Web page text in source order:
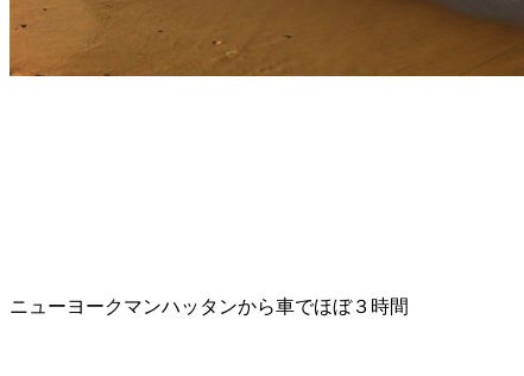
ニューヨークマンハッタンから車でほぼ３時間